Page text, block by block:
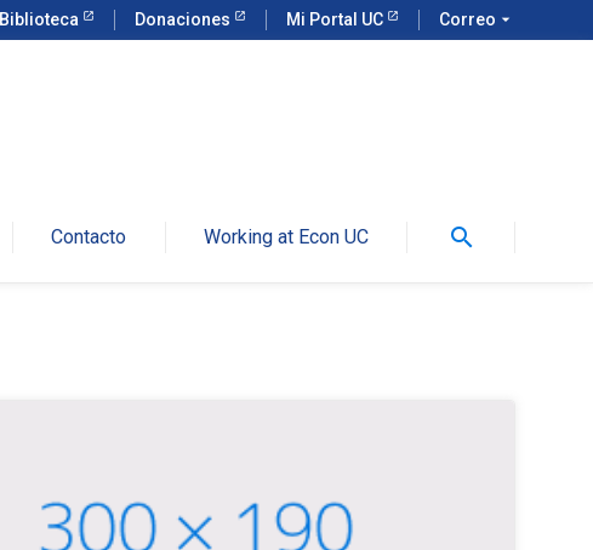
Biblioteca Donaciones Mi Portal UC Correo arrow_drop_down
Contacto Working at Econ UC search